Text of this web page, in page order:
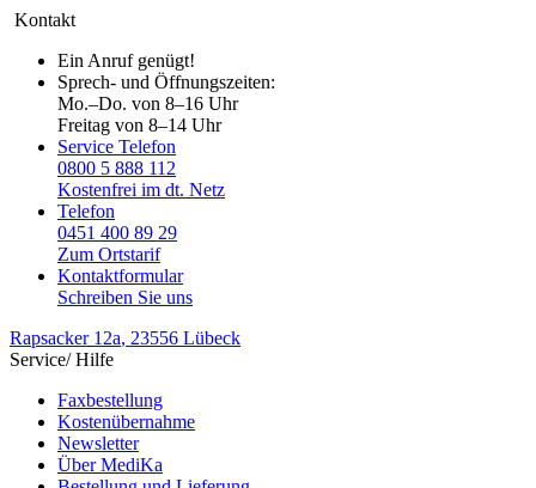
Kontakt
Ein Anruf genügt!
Sprech- und Öffnungszeiten:
Mo.–Do. von 8–16 Uhr
Freitag von 8–14 Uhr
Service Telefon
0800 5 888 112
Kostenfrei im dt. Netz
Telefon
0451 400 89 29
Zum Ortstarif
Kontaktformular
Schreiben Sie uns
Rapsacker 12a, 23556 Lübeck
Service/ Hilfe
Faxbestellung
Kostenübernahme
Newsletter
Über MediKa